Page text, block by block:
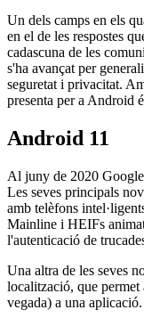
Un dels camps en els
en el de les respostes
cadascuna de les
s'ha avançat per
seguretat i privacitat.
presenta per a Android
Android 11
Al juny de 2020
Les seves principals
amb telèfons
Mainline i HEIFs
l'autenticació de
Una altra de les seves
localització, que permet
vegada) a una aplicació.